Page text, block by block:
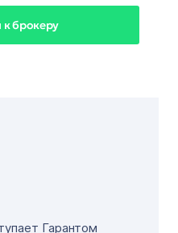
к брокеру
Гарантом